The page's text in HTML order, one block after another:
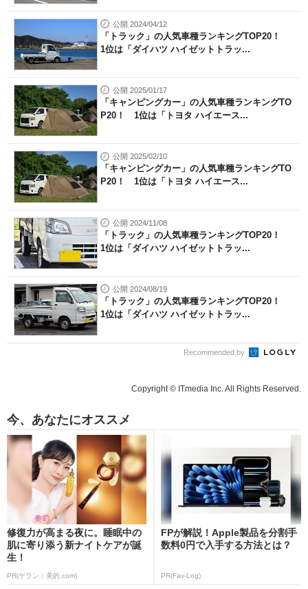
公開 2024/04/12
「トラック」の人気車種ランキングTOP20！
1位は「ダイハツ ハイゼットトラッ...
公開 2025/01/17
「キャンピングカー」の人気車種ランキングTO
P20！ 1位は「トヨタ ハイエース...
公開 2025/02/10
「キャンピングカー」の人気車種ランキングTO
P20！ 1位は「トヨタ ハイエース...
公開 2024/11/08
「トラック」の人気車種ランキングTOP20！
1位は「ダイハツ ハイゼットトラッ...
公開 2024/08/19
「トラック」の人気車種ランキングTOP20！
1位は「ダイハツ ハイゼットトラッ...
Recommended by
Copyright © ITmedia Inc. All Rights Reserved.
今、あなたにオススメ
修復力が高まる夜に。睡眠中の
肌に寄り添う新ナイトケアが誕
生！
PR(ゲラン｜美的.com)
FPが解説！Apple製品を分割手
数料0円で入手する方法とは？
PR(Fav-Log)